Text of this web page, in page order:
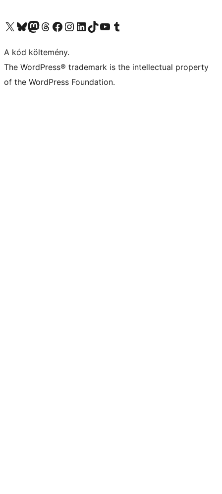
Visit our X (formerly Twitter) account
Visit our Bluesky account
Twitter csatornánk
Visit our Threads account
Facebook oldalunk megtekintése
Visit our Instagram account
Visit our LinkedIn account
Visit our TikTok account
Visit our YouTube channel
Visit our Tumblr account
A kód költemény.
The WordPress® trademark is the intellectual property
of the WordPress Foundation.